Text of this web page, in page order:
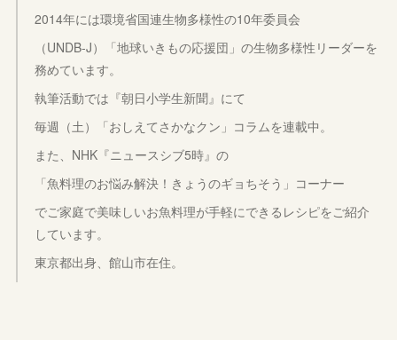
2014年には環境省国連生物多様性の10年委員会
（UNDB-J）「地球いきもの応援団」の生物多様性リーダーを
務めています。
執筆活動では『朝日小学生新聞』にて
毎週（土）「おしえてさかなクン」コラムを連載中。
また、NHK『ニュースシブ5時』の
「魚料理のお悩み解決！きょうのギョちそう」コーナー
でご家庭で美味しいお魚料理が手軽にできるレシピをご紹介
しています。
東京都出身、館山市在住。